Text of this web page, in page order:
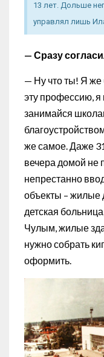
13 лет. Дольше
управлял лишь
— Сразу
— Ну что ты! Я же
эту профессию, я
занимайся
же самое. Даже
вечера домой не
непрестанно
объекты –
детская
Чулым, жилые
нужно собрать
оформить.